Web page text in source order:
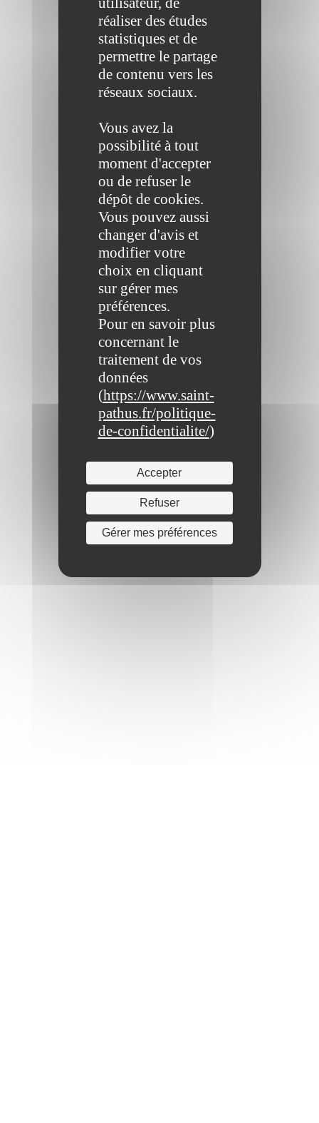
réaliser des études
statistiques et de
permettre le partage
de contenu vers les
réseaux sociaux.
Vous avez la
possibilité à tout
moment d'accepter
ou de refuser le
dépôt de cookies.
Vous pouvez aussi
changer d'avis et
modifier votre
choix en cliquant
sur gérer mes
préférences.
Pour en savoir plus
concernant le
traitement de vos
données
(https://www.saint-
pathus.fr/politique-
de-confidentialite/)
Accepter
Refuser
Gérer mes préférences